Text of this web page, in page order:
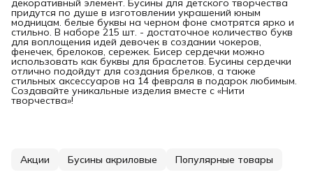
декоративный элемент. Бусины для детского творчества
придутся по душе в изготовлении украшений юным
модницам. белые буквы на черном фоне смотрятся ярко и
стильно. В наборе 215 шт. - достаточное количество букв
для воплощения идей девочек в создании чокеров,
фенечек, брелоков, сережек. Бисер сердечки можно
использовать как буквы для браслетов. Бусины сердечки
отлично подойдут для создания брелков, а также
стильных аксессуаров на 14 февраля в подарок любимым.
Создавайте уникальные изделия вместе с «Нити
творчества»!
Акции Бусины акриловые Популярные товары